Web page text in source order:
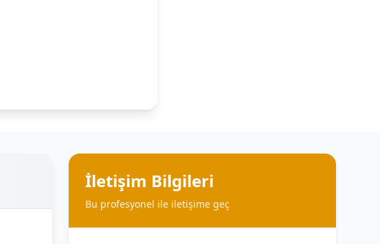
İletişim Bilgileri
Bu profesyonel ile iletişime geç